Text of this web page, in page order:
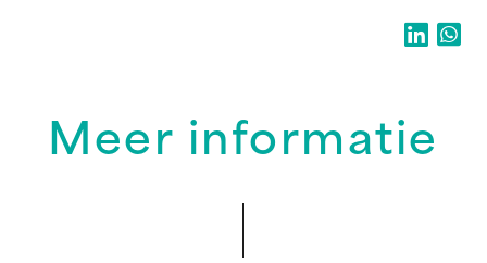
Meer informatie